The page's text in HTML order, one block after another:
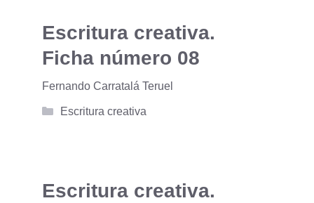
Escritura creativa.
Ficha número 08
Fernando Carratalá Teruel
Categorías
Escritura creativa
Escritura creativa.